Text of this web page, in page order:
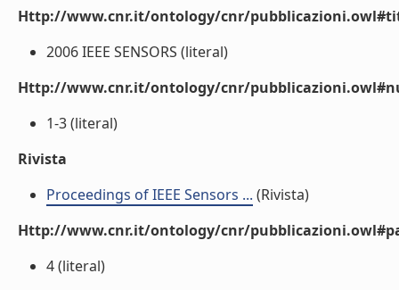
Http://www.cnr.it/ontology/cnr/
2006 IEEE SENSORS (literal)
Http://www.cnr.it/ontology/cnr/
1-3 (literal)
Rivista
Proceedings of IEEE Sensors ... (Rivista)
Http://www.cnr.it/ontology/cnr/
4 (literal)